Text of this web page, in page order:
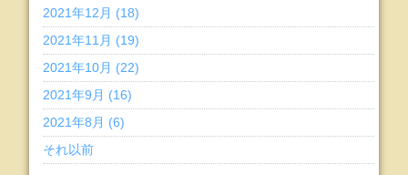
2021年12月 (18)
2021年11月 (19)
2021年10月 (22)
2021年9月 (16)
2021年8月 (6)
それ以前